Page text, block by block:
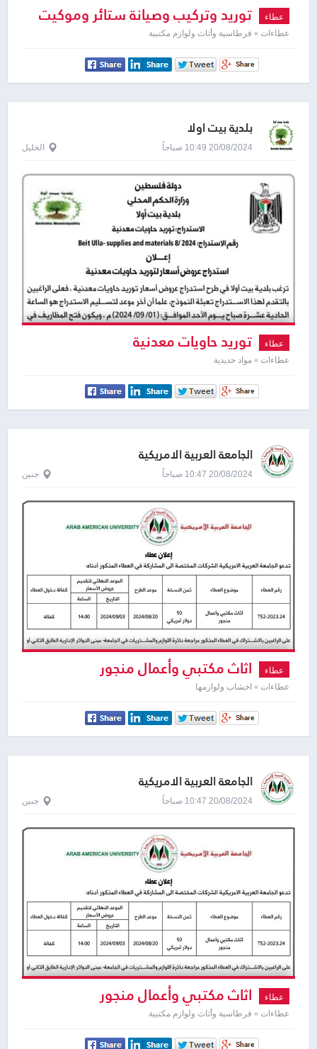
عطاء توريد وتركيب وصيانة ستائر وموكيت
عطاءات » قرطاسية وأثاث ولوازم مكتبية
بلدية بيت اولا
20/08/2024 10:49 صباحاً الخليل
عطاء توريد حاويات معدنية
عطاءات » مواد حديدية
الجامعة العربية الامريكية
20/08/2024 10:47 صباحاً جنين
عطاء اثاث مكتبي وأعمال منجور
عطاءات » اخشاب ولوازمها
الجامعة العربية الامريكية
20/08/2024 10:47 صباحاً جنين
عطاء اثاث مكتبي وأعمال منجور
عطاءات » قرطاسية وأثاث ولوازم مكتبية